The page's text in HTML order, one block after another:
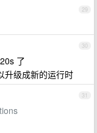
29
30
了
升级成新的运行时
31